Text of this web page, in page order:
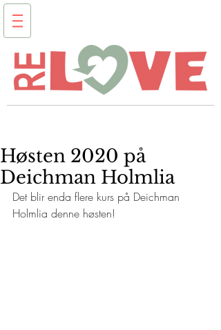
Høsten 2020 på
Deichman Holmlia
Det blir enda flere kurs på Deichman
Holmlia denne høsten!